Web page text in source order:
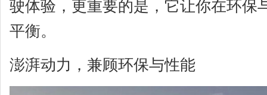
驶体验，更重要的是，它让你在环保
平衡。
澎湃动力，兼顾环保与性能